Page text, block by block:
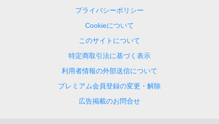
プライバシーポリシー
Cookieについて
このサイトについて
特定商取引法に基づく表示
利用者情報の外部送信について
プレミアム会員登録の変更・解除
広告掲載のお問合せ